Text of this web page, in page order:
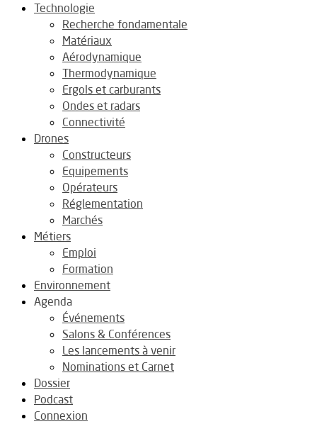
Technologie
Recherche fondamentale
Matériaux
Aérodynamique
Thermodynamique
Ergols et carburants
Ondes et radars
Connectivité
Drones
Constructeurs
Equipements
Opérateurs
Réglementation
Marchés
Métiers
Emploi
Formation
Environnement
Agenda
Événements
Salons & Conférences
Les lancements à venir
Nominations et Carnet
Dossier
Podcast
Connexion